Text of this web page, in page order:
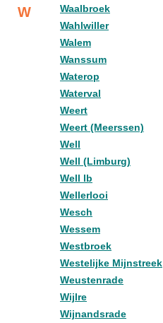
W
Waalbroek
Wahlwiller
Walem
Wanssum
Waterop
Waterval
Weert
Weert (Meerssen)
Well
Well (Limburg)
Well lb
Wellerlooi
Wesch
Wessem
Westbroek
Westelijke Mijnstreek
Weustenrade
Wijlre
Wijnandsrade